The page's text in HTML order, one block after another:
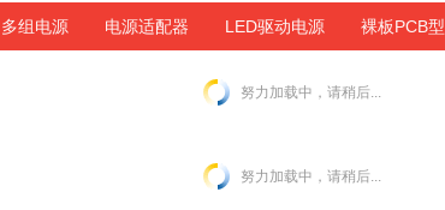
多组电源 电源适配器 LED驱动电源 裸板PCB型
努力加载中，请稍后...
努力加载中，请稍后...